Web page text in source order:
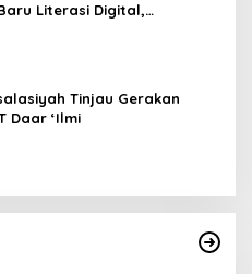
Literasi Digital,
Etika Bermedia Sosial
Tinjau Gerakan
Daar ‘Ilmi